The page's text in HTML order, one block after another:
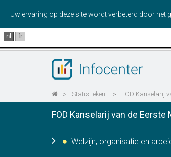
Uw ervaring op deze site wordt verbeterd door het
nl fr
> Statistieken > FOD Kanselarij
FOD Kanselarij van de Eerste
Welzijn, organisatie en